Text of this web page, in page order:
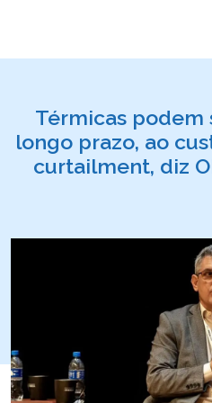
Térmicas podem
longo prazo, ao
curtailment, diz